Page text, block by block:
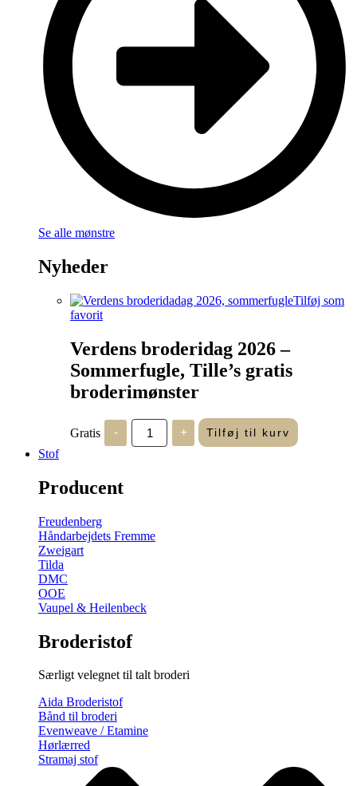
Se alle mønstre
Nyheder
Tilføj som
favorit
Verdens broderidag 2026 –
Sommerfugle, Tille’s gratis
broderimønster
Gratis -
Verdens
broderidag
2026
+ Tilføj til kurv
Stof
Producent
Freudenberg
Håndarbejdets Fremme
Zweigart
Tilda
DMC
OOE
Vaupel & Heilenbeck
Broderistof
Særligt velegnet til talt broderi
Aida Broderistof
Bånd til broderi
Evenweave / Etamine
Hørlærred
Stramaj stof